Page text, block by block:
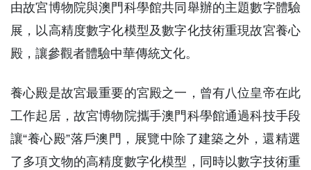
由故宮博物院與澳門科學館共同舉辦的主題數字體驗
展，以高精度數字化模型及數字化技術重現故宮養心
殿，讓參觀者體驗中華傳統文化。
養心殿是故宮最重要的宮殿之一，曾有八位皇帝在此
工作起居，故宮博物院攜手澳門科學館通過科技手段
讓“養心殿”落戶澳門，展覽中除了建築之外，還精選
了多項文物的高精度數字化模型，同時以數字技術重